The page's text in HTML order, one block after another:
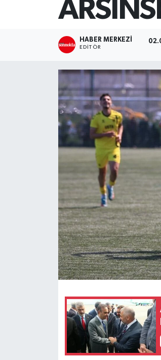
HABER MERKEZI
EDITÖR
SİYASET
Teknoloji
TRABZON
TRABZONSPOR